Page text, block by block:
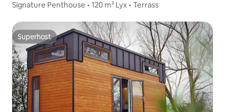
Signature Penthouse • 120 m² Lyx • Terrass
Superhost
Superhost